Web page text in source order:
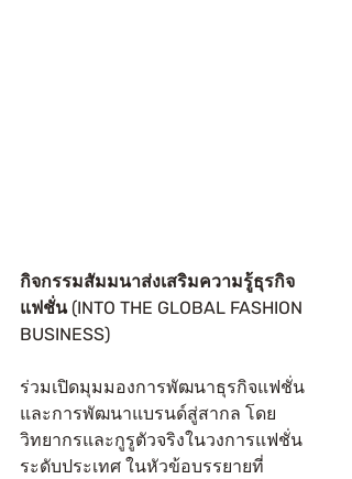
กิจกรรมสัมมนาส่งเสริมความรู้ธุรกิจ
แฟชั่น (INTO THE GLOBAL FASHION
BUSINESS)
ร่วมเปิดมุมมองการพัฒนาธุรกิจแฟชั่น
และการพัฒนาแบรนด์สู่สากล โดย
วิทยากรและกูรูตัวจริงในวงการแฟชั่น
ระดับประเทศ ในหัวข้อบรรยายที่